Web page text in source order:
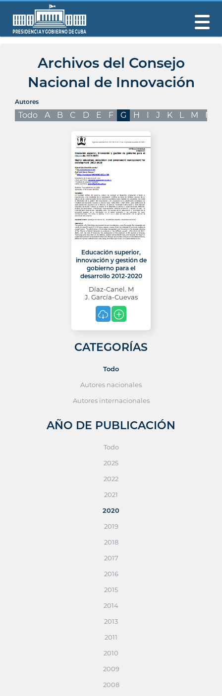
Archivos del Consejo
Nacional de Innovación
Autores
Todo A B C D E F G H I J K L M N
Educación superior,
innovación y gestión de
gobierno para el
desarrollo 2012-2020
Díaz-Canel. M
J. García-Cuevas
CATEGORÍAS
Todo
Autores nacionales
Autores internacionales
AÑO DE PUBLICACIÓN
Todo
2025
2022
2021
2020
2019
2018
2017
2016
2015
2014
2013
2011
2010
2009
2008